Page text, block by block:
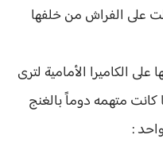
على الفراش من خلفها
الكاميرا الأمامية لترى
كانت متهمه دوماً بالغنج
: